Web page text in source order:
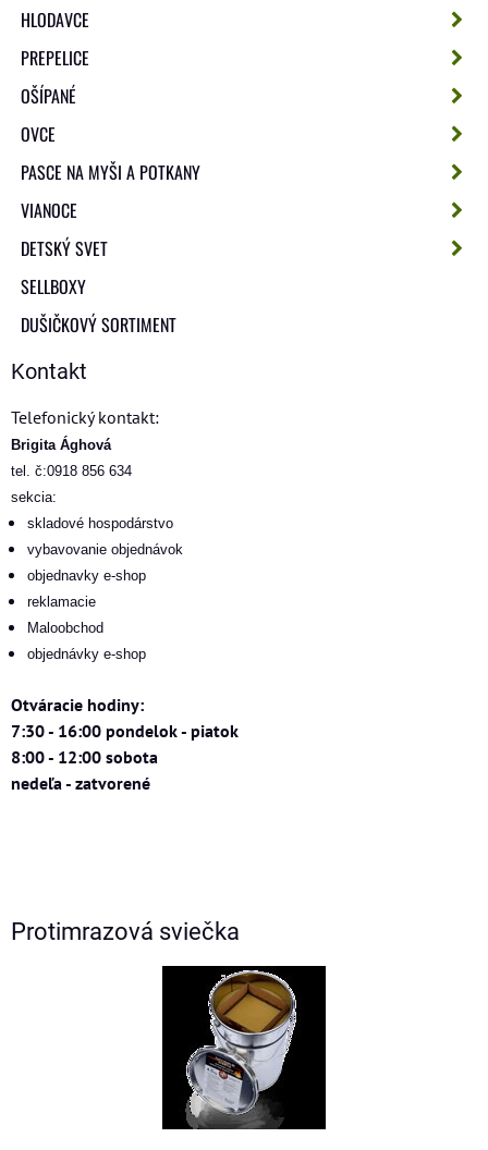
HLODAVCE
PREPELICE
OŠÍPANÉ
OVCE
PASCE NA MYŠI A POTKANY
VIANOCE
DETSKÝ SVET
SELLBOXY
DUŠIČKOVÝ SORTIMENT
Kontakt
Telefonický kontakt:
Brigita Ághová
tel. č:0918 856 634
sekcia:
skladové hospodárstvo
vybavovanie objednávok
objednavky e-shop
reklamacie
Maloobchod
objednávky e-shop
Otváracie hodiny:
7:30 - 16:00 pondelok - piatok
8:00 - 12:00 sobota
nedeľa - zatvorené
Protimrazová sviečka